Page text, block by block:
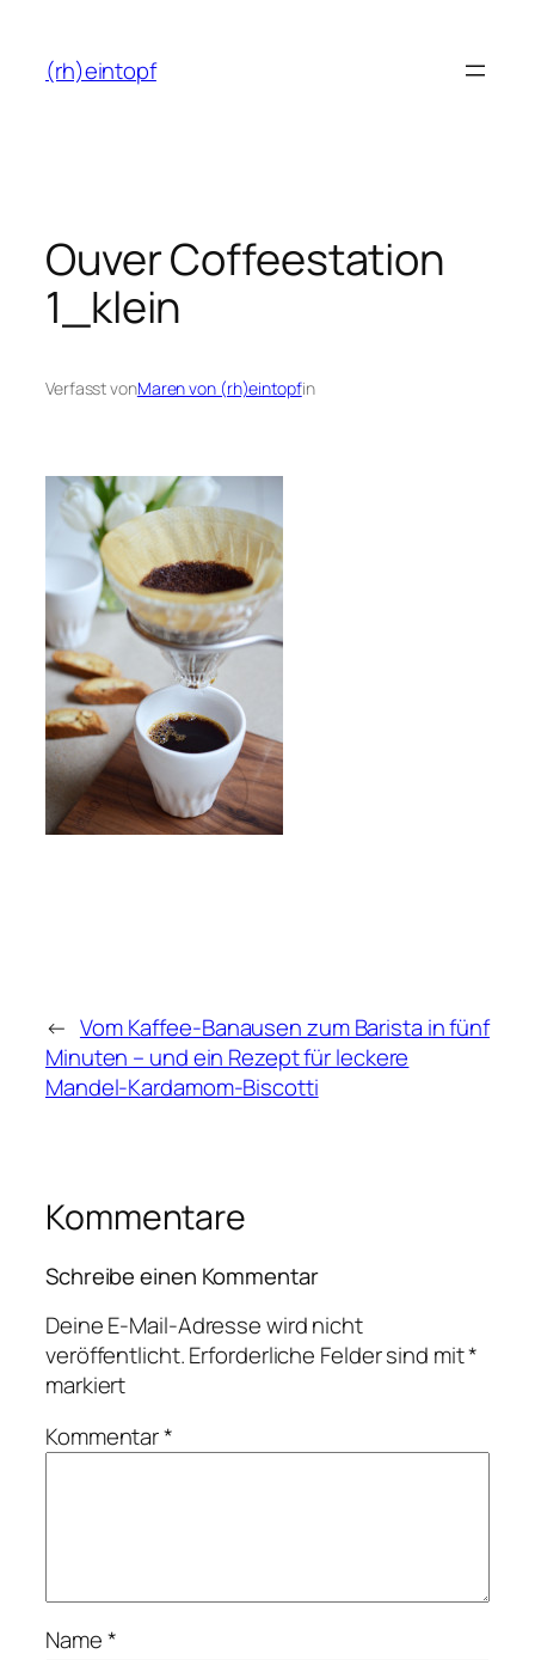
Inhalt
springen
(rh)eintopf
Ouver Coffeestation
1_klein
Verfasst vonMaren von (rh)eintopfin
← Vom Kaffee-Banausen zum Barista in fünf
Minuten – und ein Rezept für leckere
Mandel-Kardamom-Biscotti
Kommentare
Schreibe einen Kommentar
Deine E-Mail-Adresse wird nicht
veröffentlicht.Erforderliche Felder sind mit*
markiert
Kommentar*
Name*